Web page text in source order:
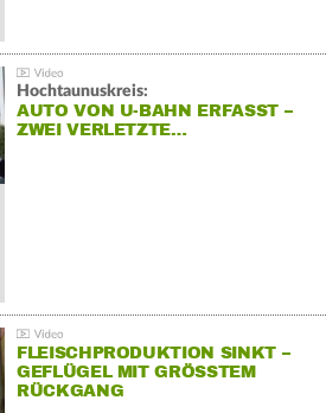
Hochtaunuskreis:
AUTO VON U-BAHN ERFASST –
ZWEI VERLETZTE…
FLEISCHPRODUKTION SINKT –
GEFLÜGEL MIT GRÖSSTEM R
ÜCKGANG